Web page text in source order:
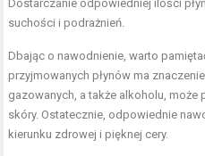
Dostarczanie odpowiedniej ilości
suchości i podrażnień.
Dbając o nawodnienie, warto
przyjmowanych płynów ma
gazowanych, a także alkoholu,
skóry. Ostatecznie, odpowiednie
kierunku zdrowej i pięknej cery.